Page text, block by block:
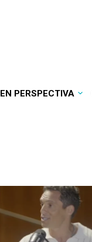
EN PERSPECTIVA